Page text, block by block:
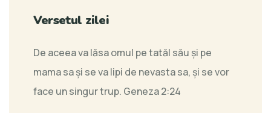
Versetul zilei
De aceea va lăsa omul pe tatăl său şi pe
mama sa şi se va lipi de nevasta sa, şi se vor
face un singur trup. Geneza 2:24